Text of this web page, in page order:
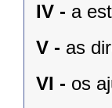
IV - a
V - as
VI - os